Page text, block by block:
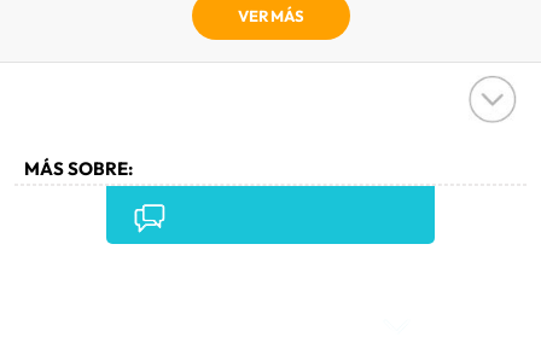
VER MÁS
MÁS SOBRE:
CARNAVALES•FIESTAS POPULARES•FIESTAS•
CULTURA TRADICIONAL